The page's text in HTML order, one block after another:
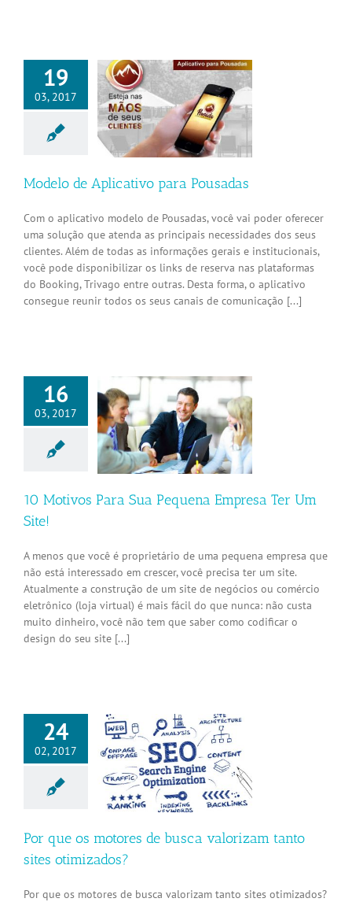
19
03, 2017
de Aplicativo
Pousadas
Modelo de Aplicativo para Pousadas
Com o aplicativo modelo de Pousadas, você vai poder oferecer
uma solução que atenda as principais necessidades dos seus
clientes. Além de todas as informações gerais e institucionais,
você pode disponibilizar os links de reserva nas plataformas
do Booking, Trivago entre outras. Desta forma, o aplicativo
consegue reunir todos os seus canais de comunicação [...]
16
03, 2017
Para Sua
Empresa Ter
10 Motivos Para Sua Pequena Empresa Ter Um
Site!
A menos que você é proprietário de uma pequena empresa que
não está interessado em crescer, você precisa ter um site.
Atualmente a construção de um site de negócios ou comércio
eletrônico (loja virtual) é mais fácil do que nunca: não custa
muito dinheiro, você não tem que saber como codificar o
design do seu site [...]
24
02, 2017
os motores de
tanto
otimizados?
Por que os motores de busca valorizam tanto
sites otimizados?
Por que os motores de busca valorizam tanto sites otimizados?